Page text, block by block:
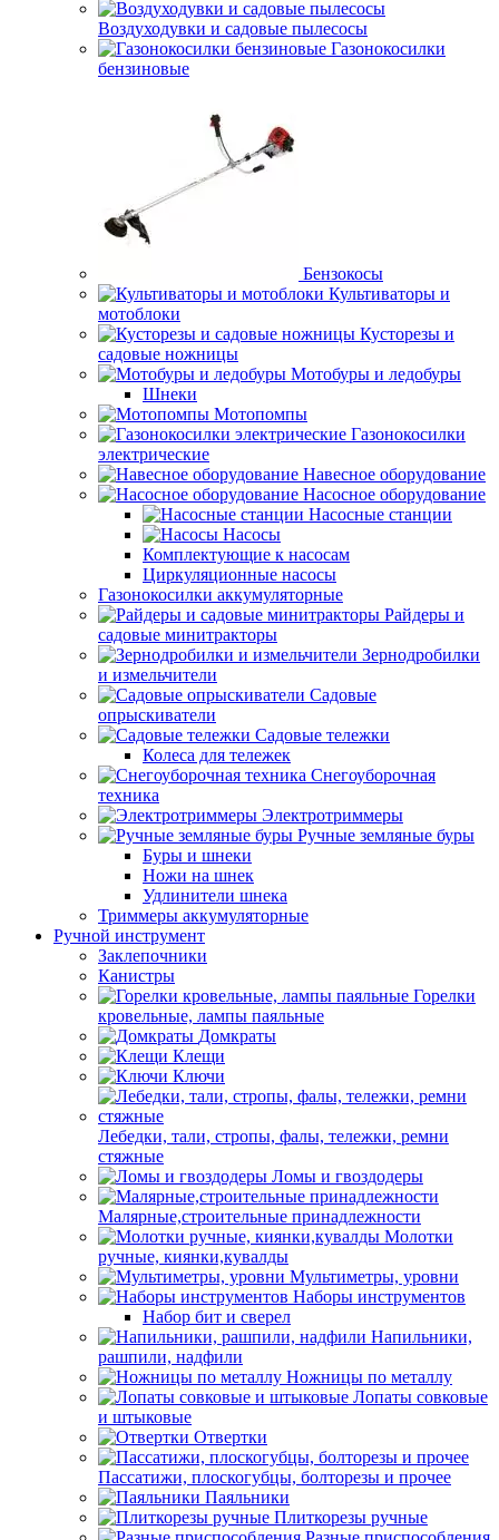
Воздуходувки и садовые пылесосы
Газонокосилки
бензиновые
Бензокосы
Культиваторы и
мотоблоки
Кусторезы и
садовые ножницы
Мотобуры и ледобуры
Шнеки
Мотопомпы
Газонокосилки
электрические
Навесное оборудование
Насосное оборудование
Насосные станции
Насосы
Комплектующие к насосам
Циркуляционные насосы
Газонокосилки аккумуляторные
Райдеры и
садовые минитракторы
Зернодробилки
и измельчители
Садовые
опрыскиватели
Садовые тележки
Колеса для тележек
Снегоуборочная
техника
Электротриммеры
Ручные земляные буры
Буры и шнеки
Ножи на шнек
Удлинители шнека
Триммеры аккумуляторные
Ручной инструмент
Заклепочники
Канистры
Горелки
кровельные, лампы паяльные
Домкраты
Клещи
Ключи
Лебедки, тали, стропы, фалы, тележки, ремни
стяжные
Ломы и гвоздодеры
Малярные,строительные принадлежности
Молотки
ручные, киянки,кувалды
Мультиметры, уровни
Наборы инструментов
Набор бит и сверел
Напильники,
рашпили, надфили
Ножницы по металлу
Лопаты совковые
и штыковые
Отвертки
Пассатижи, плоскогубцы, болторезы и прочее
Паяльники
Плиткорезы ручные